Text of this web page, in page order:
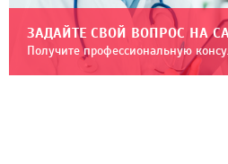
ЗАДАЙТЕ СВОЙ ВОПРОС НА
Получите профессиональную